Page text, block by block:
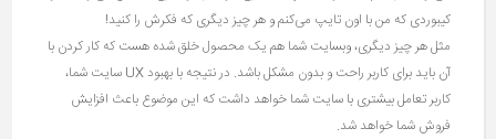
کیبوردی که من با اون تایپ می‌کنم و هر چیز دیگری که فکرش را کنید!
مثل هر چیز دیگری، وبسایت شما هم یک محصول خلق شده هست که کار کردن با
آن باید برای کاربر راحت و بدون مشکل باشد. در نتیجه با بهبود UX سایت شما،
کاربر تعامل بیشتری با سایت شما خواهد داشت که این موضوع باعث افزایش
فروش شما خواهد شد.